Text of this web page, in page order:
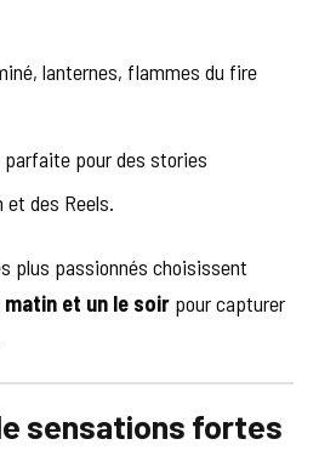
lanternes, flammes du fire
pour des stories
et des Reels.
plus passionnés choisissent
et un le soir pour capturer
sensations fortes